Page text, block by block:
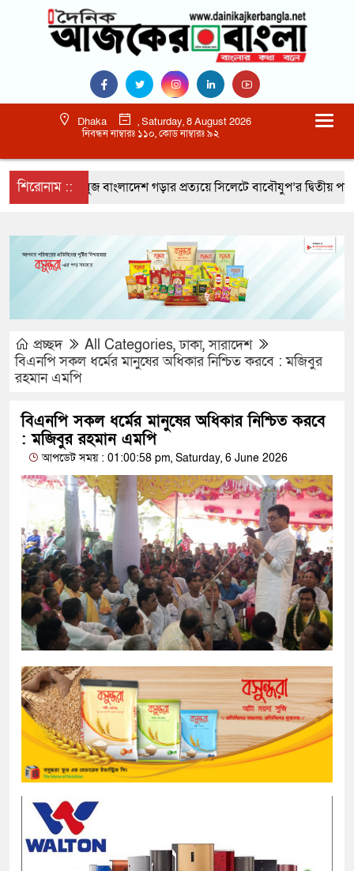
Dhaka
, Saturday, 8 August 2026
নিবন্ধন নাম্বারঃ ১১০, কোড নাম্বারঃ ৯২
শিরোনাম ::সবুজ বাংলাদেশ গড়ার প্রত্যয়ে সিলেটে বাবৌযুপ’র দ্বিতীয় পর্যায়ে
প্রচ্ছদ All Categories,ঢাকা,সারাদেশ
বিএনপি সকল ধর্মের মানুষের অধিকার নিশ্চিত করবে : মজিবুর
রহমান এমপি
বিএনপি সকল ধর্মের মানুষের অধিকার নিশ্চিত করবে
: মজিবুর রহমান এমপি
আপডেট সময় : 01:00:58 pm, Saturday, 6 June 2026